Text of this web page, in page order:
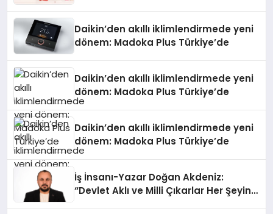
Daikin’den akıllı iklimlendirmede yeni
dönem: Madoka Plus Türkiye’de
Daikin’den akıllı iklimlendirmede yeni
dönem: Madoka Plus Türkiye’de
Daikin’den akıllı iklimlendirmede yeni
dönem: Madoka Plus Türkiye’de
İş İnsanı-Yazar Doğan Akdeniz:
“Devlet Aklı ve Milli Çıkarlar Her Şeyin